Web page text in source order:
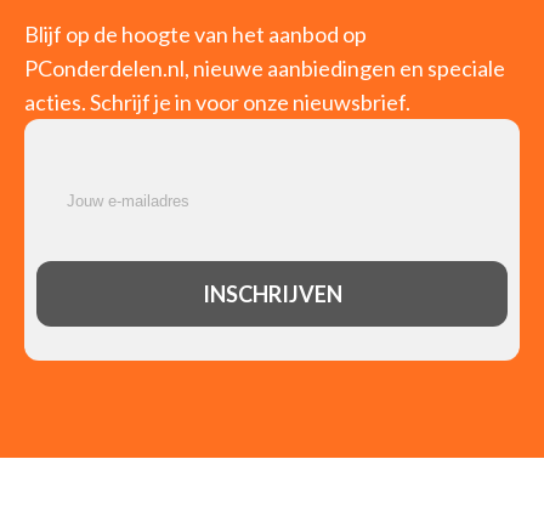
Blijf op de hoogte van het aanbod op
PConderdelen.nl, nieuwe aanbiedingen en speciale
acties. Schrijf je in voor onze nieuwsbrief.